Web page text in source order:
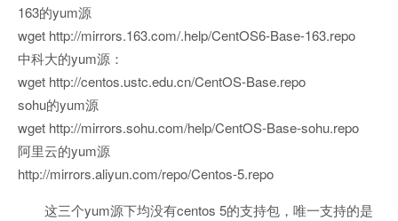
163的yum源
wget http://mirrors.163.com/.help/CentOS6-Base-163.repo
中科大的yum源：
wget http://centos.ustc.edu.cn/CentOS-Base.repo
sohu的yum源
wget http://mirrors.sohu.com/help/CentOS-Base-sohu.repo
阿里云的yum源
http://mirrors.aliyun.com/repo/Centos-5.repo
这三个yum源下均没有centos 5的支持包，唯一支持的是